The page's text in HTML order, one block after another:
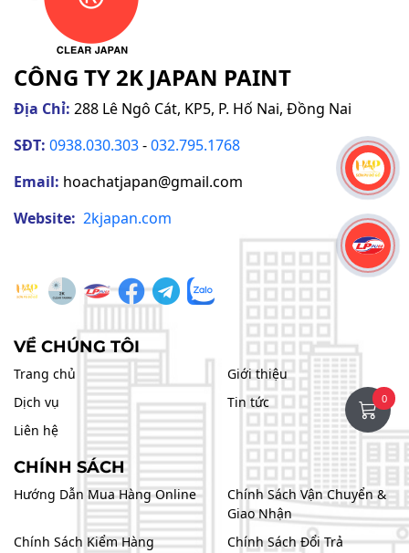
CÔNG TY 2K JAPAN PAINT
288 Lê Ngô Cát, KP5, P. Hố Nai, Đồng Nai
hoachatjapan@gmail.com
Website:
2kjapan.com
VỀ CHÚNG TÔI
Trang chủ
Giới thiệu
Dịch vụ
Tin tức
Liên hệ
CHÍNH SÁCH
0